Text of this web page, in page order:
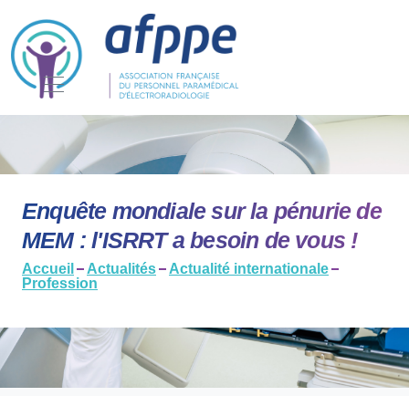
Enquête mondiale sur la pénurie de
MEM : l'ISRRT a besoin de vous !
Accueil Actualités
Actualité internationale
Profession